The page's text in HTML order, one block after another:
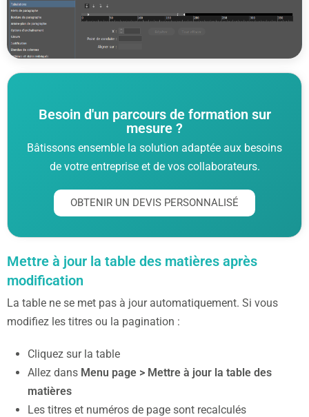
Besoin d'un parcours de formation sur
mesure ?
Bâtissons ensemble la solution adaptée aux besoins
de votre entreprise et de vos collaborateurs.
OBTENIR UN DEVIS PERSONNALISÉ
Mettre à jour la table des matières après
modification
La table ne se met pas à jour automatiquement. Si vous
modifiez les titres ou la pagination :
Cliquez sur la table
Allez dans Menu page > Mettre à jour la table des
matières
Les titres et numéros de page sont recalculés